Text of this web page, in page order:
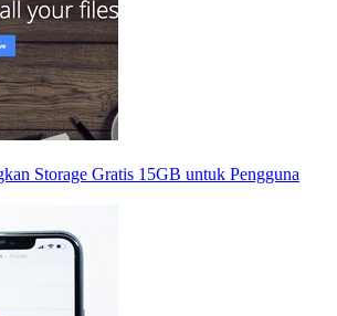
Storage Gratis 15GB untuk Pengguna